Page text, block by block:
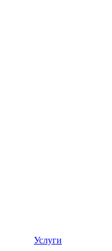
Услуги